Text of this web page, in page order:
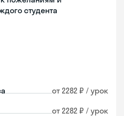
студента
от 2282 ₽ / урок
от 2282 ₽ / урок